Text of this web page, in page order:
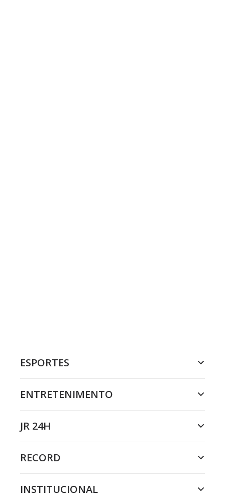
ESPORTES
ENTRETENIMENTO
JR 24H
RECORD
INSTITUCIONAL